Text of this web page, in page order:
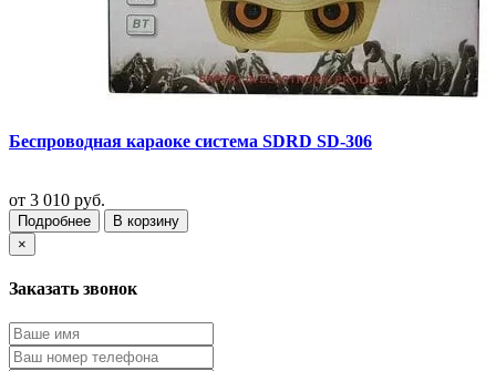
Беспроводная караоке система SDRD SD-306
от 3 010 руб.
Подробнее
В корзину
×
Заказать звонок